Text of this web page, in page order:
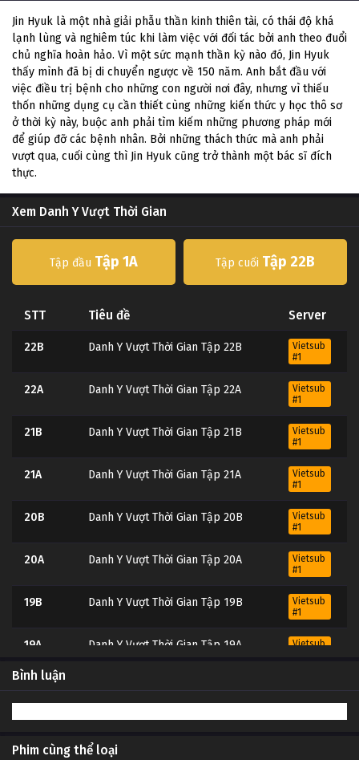
Jin Hyuk là một nhà giải phẫu thần kinh thiên tài, có thái độ khá
lạnh lùng và nghiêm túc khi làm việc với đối tác bởi anh theo đuổi
chủ nghĩa hoàn hảo. Vì một sức mạnh thần kỳ nào đó, Jin Hyuk
thấy mình đã bị di chuyển ngược về 150 năm. Anh bắt đầu với
việc điều trị bệnh cho những con người nơi đây, nhưng vì thiếu
thốn những dụng cụ cần thiết cùng những kiến thức y học thô sơ
ở thời kỳ này, buộc anh phải tìm kiếm những phương pháp mới
để giúp đỡ các bệnh nhân. Bởi những thách thức mà anh phải
vượt qua, cuối cùng thì Jin Hyuk cũng trở thành một bác sĩ đích
thực.
Xem Danh Y Vượt Thời Gian
Tập đầu Tập 1A Tập cuối Tập 22B
STT Tiêu đề Server
22B Danh Y Vượt Thời Gian Tập 22B
Vietsub
#1
22A Danh Y Vượt Thời Gian Tập 22A
Vietsub
#1
21B Danh Y Vượt Thời Gian Tập 21B
Vietsub
#1
21A Danh Y Vượt Thời Gian Tập 21A
Vietsub
#1
20B Danh Y Vượt Thời Gian Tập 20B
Vietsub
#1
20A Danh Y Vượt Thời Gian Tập 20A
Vietsub
#1
19B Danh Y Vượt Thời Gian Tập 19B
Vietsub
#1
19A Danh Y Vượt Thời Gian Tập 19A
Vietsub
18B Danh Y Vượt Thời Gian Tập 18B
Bình luận
Phim cùng thể loại